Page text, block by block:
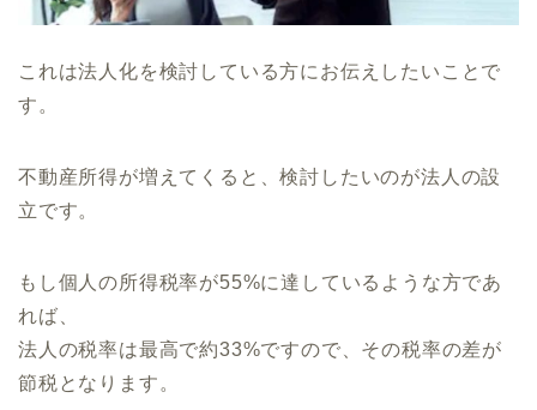
これは法人化を検討している方にお伝えしたいことで
す。
不動産所得が増えてくると、検討したいのが法人の設
立です。
もし個人の所得税率が55%に達しているような方であ
れば、
法人の税率は最高で約33%ですので、その税率の差が
節税となります。